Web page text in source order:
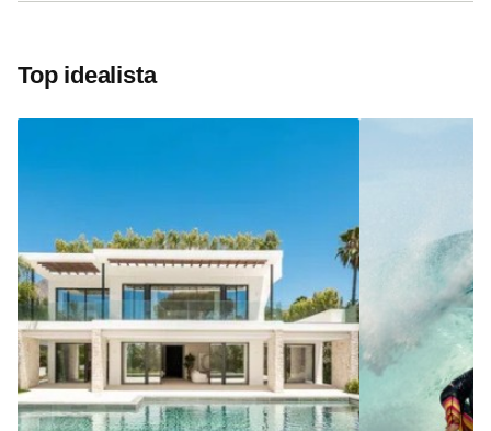
Top idealista